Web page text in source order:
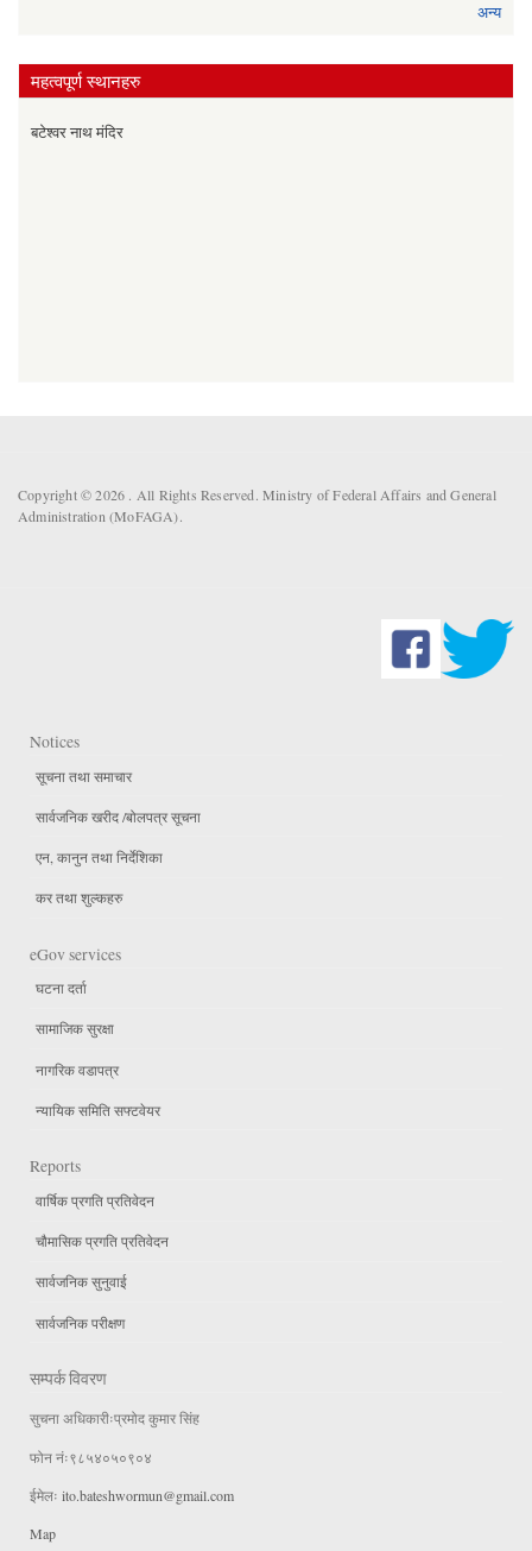
अन्य
महत्वपूर्ण स्थानहरु
बटेश्वर नाथ मंदिर
Copyright © 2026 . All Rights Reserved. Ministry of Federal Affairs and General
Administration (MoFAGA).
Notices
सूचना तथा समाचार
सार्वजनिक खरीद /बोलपत्र सूचना
एन, कानुन तथा निर्देशिका
कर तथा शुल्कहरु
eGov services
घटना दर्ता
सामाजिक सुरक्षा
नागरिक वडापत्र
न्यायिक समिति सफ्टवेयर
Reports
वार्षिक प्रगति प्रतिवेदन
चौमासिक प्रगति प्रतिवेदन
सार्वजनिक सुनुवाई
सार्वजनिक परीक्षण
सम्पर्क विवरण
सुचना अधिकारीःप्रमोद कुमार सिंह
फोन नंः९८५४०५०९०४
ईमेलः ito.bateshwormun@gmail.com
Map